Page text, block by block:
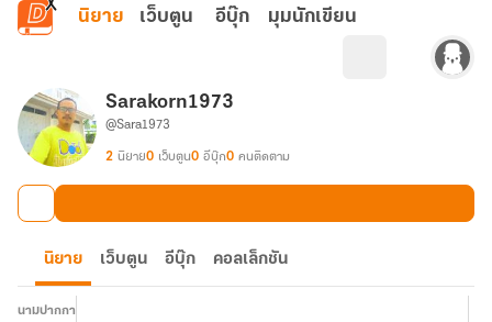
ข้ามไปยังเนื้อหาหลัก
นิยาย เว็บตูน อีบุ๊ก มุมนักเขียน
Sarakorn1973
@Sara1973
2 นิยาย0 เว็บตูน0 อีบุ๊ก0 คนติดตาม
นิยาย เว็บตูน อีบุ๊ก คอลเล็กชัน
นามปากกา